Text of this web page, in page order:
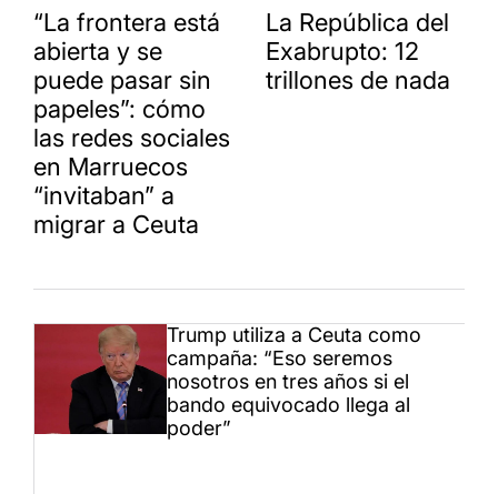
“La frontera está
abierta y se
puede pasar sin
papeles”: cómo
las redes sociales
en Marruecos
“invitaban” a
migrar a Ceuta
La República del
Exabrupto: 12
trillones de nada
Trump utiliza a Ceuta como
campaña: “Eso seremos
nosotros en tres años si el
bando equivocado llega al
poder”